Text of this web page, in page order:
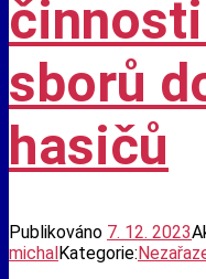
sborů
hasičů
Publikováno 7. 12. 2023
michalKategorie: